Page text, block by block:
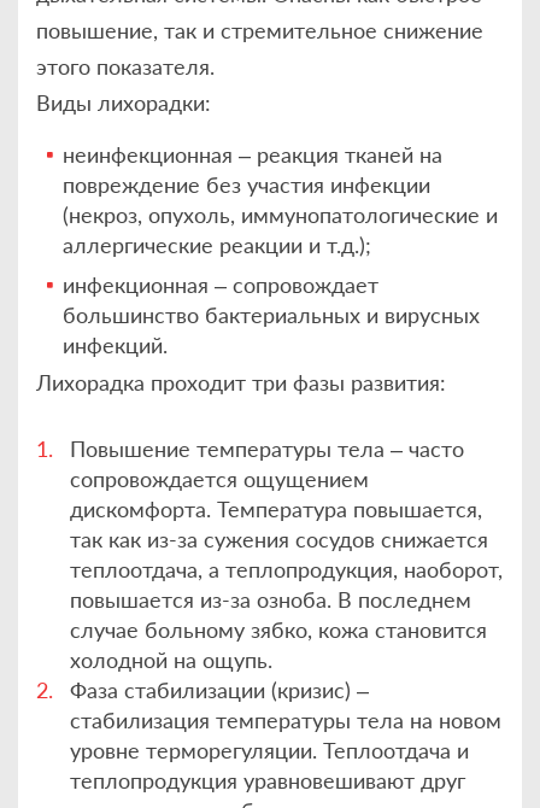
повышение, так и стремительное снижение
этого показателя.
Виды лихорадки:
неинфекционная – реакция тканей на
повреждение без участия инфекции
(некроз, опухоль, иммунопатологические и
аллергические реакции и т.д.);
инфекционная – сопровождает
большинство бактериальных и вирусных
инфекций.
Лихорадка проходит три фазы развития:
Повышение температуры тела – часто
сопровождается ощущением
дискомфорта. Температура повышается,
так как из-за сужения сосудов снижается
теплоотдача, а теплопродукция, наоборот,
повышается из-за озноба. В последнем
случае больному зябко, кожа становится
холодной на ощупь.
Фаза стабилизации (кризис) –
стабилизация температуры тела на новом
уровне терморегуляции. Теплоотдача и
теплопродукция уравновешивают друг